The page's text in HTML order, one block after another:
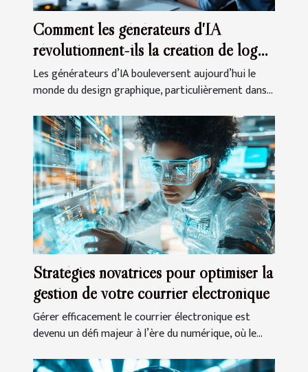
Comment les générateurs d'IA
révolutionnent-ils la création de logos
?
Les générateurs d’IA bouleversent aujourd’hui le
monde du design graphique, particulièrement dans...
Stratégies novatrices pour optimiser la
gestion de votre courrier électronique
Gérer efficacement le courrier électronique est
devenu un défi majeur à l’ère du numérique, où le...